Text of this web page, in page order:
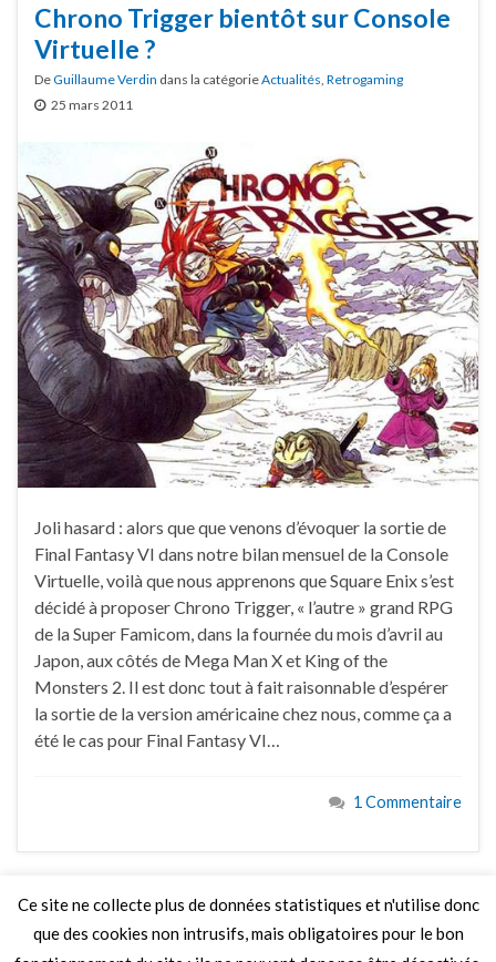
Chrono Trigger bientôt sur Console
Virtuelle ?
DeGuillaume Verdin dans la catégorieActualités Retrogaming
25 mars 2011
Joli hasard : alors que que venons d’évoquer la sortie de
Final Fantasy VI dans notre bilan mensuel de la Console
Virtuelle, voilà que nous apprenons que Square Enix s’est
décidé à proposer Chrono Trigger, « l’autre » grand RPG
de la Super Famicom, dans la fournée du mois d’avril au
Japon, aux côtés de Mega Man X et King of the
Monsters 2. Il est donc tout à fait raisonnable d’espérer
la sortie de la version américaine chez nous, comme ça a
été le cas pour Final Fantasy VI…
1 Commentaire
LIRE PLUS
Ce site ne collecte plus de données statistiques et n'utilise donc
que des cookies non intrusifs, mais obligatoires pour le bon